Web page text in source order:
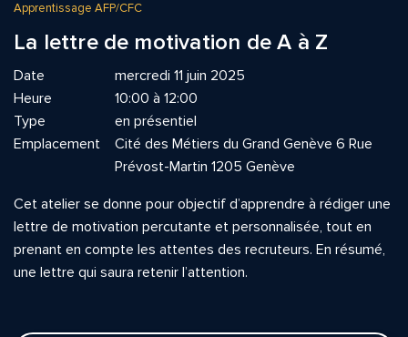
Apprentissage AFP/CFC
La lettre de motivation de A à Z
Date
mercredi 11 juin 2025
Heure
10:00 à 12:00
Type
en présentiel
Emplacement
Cité des Métiers du Grand Genève 6 Rue
Prévost-Martin 1205 Genève
Cet atelier se donne pour objectif d’apprendre à rédiger une
lettre de motivation percutante et personnalisée, tout en
prenant en compte les attentes des recruteurs. En résumé,
une lettre qui saura retenir l’attention.